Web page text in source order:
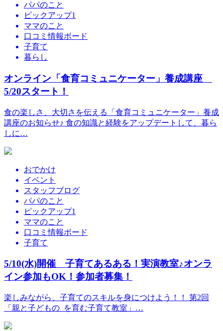
パパのこと
ピックアップ1
ママのこと
口コミ情報ボード
子育て
暮らし
オンライン「食育コミュニケーター」養成講座
5/20スタート！
食の楽しさ、大切さを伝える「食育コミュニケーター」養成
講座のお知らせ♪ 食の知識と経験をアップデートして、暮ら
しに…
おでかけ
イベント
スタッフブログ
パパのこと
ピックアップ1
ママのこと
口コミ情報ボード
子育て
5/10(水)開催 子育てあるある！実演教室♪オンラ
イン参加もOK！参加者募集！
楽しみながら、子育てのスキルを身につけよう！！ 第2回
「親と子どもの を育む子育て教室」…